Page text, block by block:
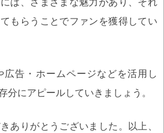
は、さまざまな魅力があり、それ
もらうことでファンを獲得してい
広告・ホームページなどを活用し
分にアピールしていきましょう。
ありがとうございました。以上、